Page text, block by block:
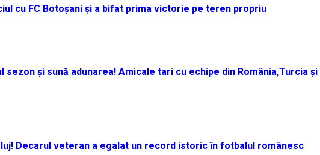
cu FC Botoșani și a bifat prima victorie pe teren propriu
și sună adunarea! Amicale tari cu echipe din România,Turcia și
Decarul veteran a egalat un record istoric în fotbalul românesc